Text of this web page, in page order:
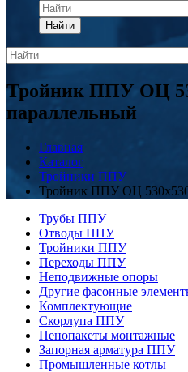
Найти
Тройник ППУ ОЦ
параллельный
Главная
Каталог
Тройники ППУ
Тройник ППУ ОЦ 530x530
Трубы ППУ
Отводы ППУ
Тройники ППУ
Переходы ППУ
Неподвижные опоры
Другие фасонные
Комплектующие
Скорлупа ППУ
Пенопакеты монтажные
Запорная арматура ППУ
Промышленные котлы